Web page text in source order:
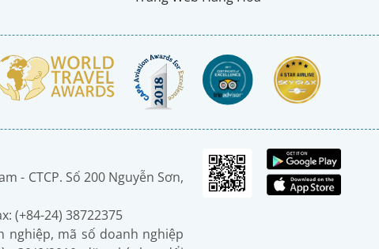
- CTCP. Số 200 Nguyễn Sơn,
(+84-24) 38722375
nghiệp, mã số doanh nghiệp